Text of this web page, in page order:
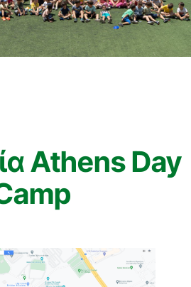
Athens Day